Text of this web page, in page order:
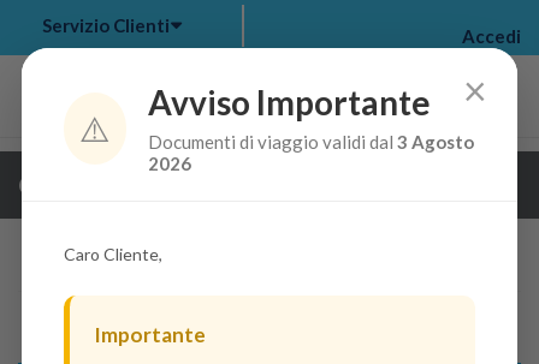
my bookings >
Servizio Clienti Accedi
Guarda i dettagli della crociera
×
⚠️
Avviso Importante
Documenti di viaggio validi dal3 Agosto
2026
Caro Cliente,
Importante